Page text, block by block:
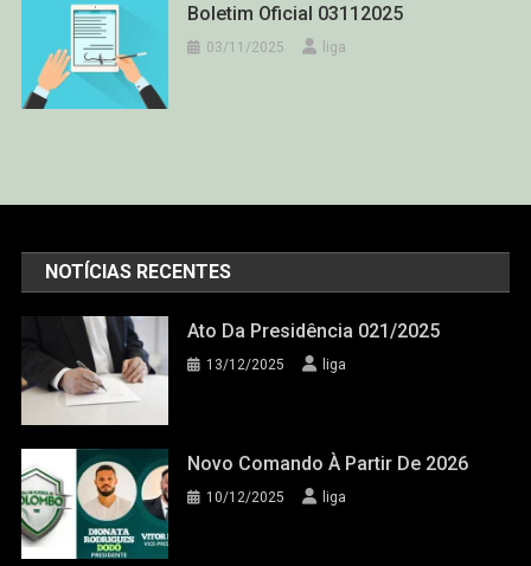
Boletim Oficial 03112025
03/11/2025 liga
NOTÍCIAS RECENTES
Ato Da Presidência 021/2025
13/12/2025 liga
Novo Comando À Partir De 2026
10/12/2025 liga